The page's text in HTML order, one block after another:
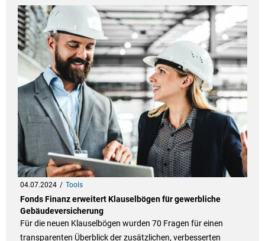
04.07.2024 Tools
Fonds Finanz erweitert Klauselbögen für gewerbliche
Gebäudeversicherung
Für die neuen Klauselbögen wurden 70 Fragen für einen
transparenten Überblick der zusätzlichen, verbesserten